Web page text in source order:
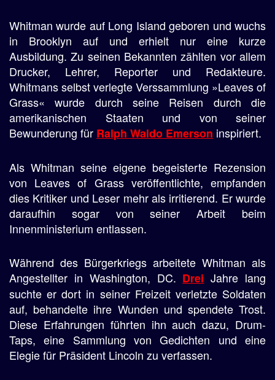
Whitman wurde auf Long Island geboren und wuchs
in Brooklyn auf und erhielt nur eine kurze
Ausbildung. Zu seinen Bekannten zählten vor allem
Drucker, Lehrer, Reporter und Redakteure.
Whitmans selbst verlegte Verssammlung »Leaves of
Grass« wurde durch seine Reisen durch die
amerikanischen Staaten und von seiner
Bewunderung für Ralph Waldo Emerson inspiriert.
Als Whitman seine eigene begeisterte Rezension
von Leaves of Grass veröffentlichte, empfanden
dies Kritiker und Leser mehr als irritierend. Er wurde
daraufhin sogar von seiner Arbeit beim
Innenministerium entlassen.
Während des Bürgerkriegs arbeitete Whitman als
Angestellter in Washington, DC. Drei Jahre lang
suchte er dort in seiner Freizeit verletzte Soldaten
auf, behandelte ihre Wunden und spendete Trost.
Diese Erfahrungen führten ihn auch dazu, Drum-
Taps, eine Sammlung von Gedichten und eine
Elegie für Präsident Lincoln zu verfassen.